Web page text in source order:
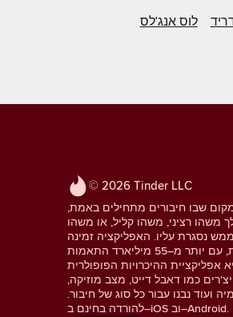
לוס אנג'לס
© 2026 Tinder LLC
שבו חיבורים מתחילים באמת,
משהו רציני, משהו קליל, או משהו
נסגרת עליו. האפליקציה זמינה
ב–190 מדינות, עם יותר מ–55 מיליארד התאמות
אפליקציית ההיכרויות הפופולרית
כמו דאבל דייט, מצב מוזיקה,
ועוד נבנו עבור כל סוג של חיבור.
להורדה בחינם ב–iOS וב–Android.